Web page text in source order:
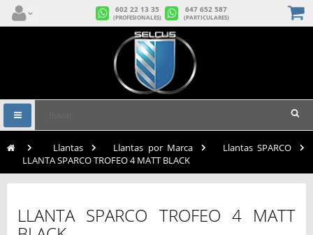
602 22 13 35
(PROFESIONALES)
647 652 587
(PARTICULARES)
Navegación
Toggle
Llantas Llantas por Marca
Llantas SPARCO
LLANTA SPARCO TROFEO 4 MATT BLACK
LLANTA SPARCO TROFEO 4 MATT